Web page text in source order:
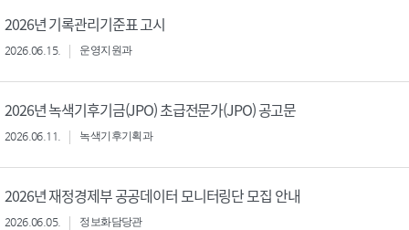
2026년 기록관리기준표 고시
2026.06.15. 운영지원과
2026년 녹색기후기금(JPO) 초급전문가(JPO) 공고문
2026.06.11. 녹색기후기획과
2026년 재정경제부 공공데이터 모니터링단 모집 안내
2026.06.05. 정보화담당관